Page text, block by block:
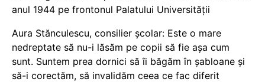
anul 1944 pe frontonul Palatului Universității
Aura Stănculescu, consilier școlar: Este o mare
nedreptate să nu-i lăsăm pe copii să fie așa cum
sunt. Suntem prea dornici să îi băgăm în șabloane și
să-i corectăm, să invalidăm ceea ce fac diferit